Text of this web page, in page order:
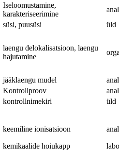
Iseloomustamine,
karakteriseerimine
süsi, puusüsi üld
laengu delokalisatsioon, laengu
hajutamine
jääklaengu mudel
Kontrollproov
kontrollnimekiri
üld
keemiline ionisatsioon
kemikaalide hoiukapp